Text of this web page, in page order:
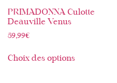
PRIMADONNA Culotte
Deauville Venus
59,99€
Choix des options